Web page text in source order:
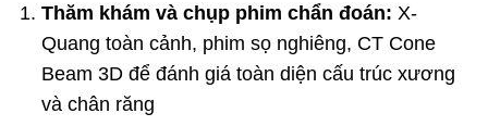
Thăm khám và chụp phim chẩn đoán: X-
Quang toàn cảnh, phim sọ nghiêng, CT Cone
Beam 3D để đánh giá toàn diện cấu trúc xương
và chân răng